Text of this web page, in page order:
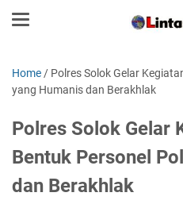
Home / Polres Solok Gelar
yang Humanis dan Berakhlak
Polres Solok Gelar
Bentuk Personel
dan Berakhlak